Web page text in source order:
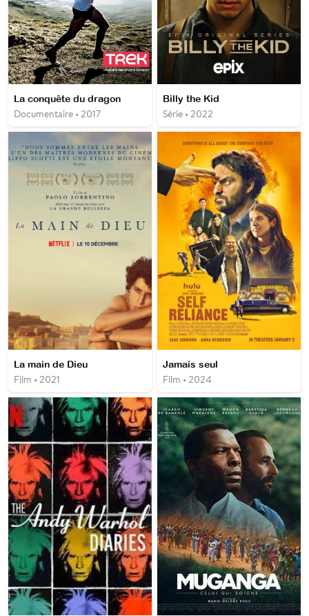
La conquête du dragon
Documentaire • 2017
Billy the Kid
Série • 2022
La main de Dieu
Film • 2021
Jamais seul
Film • 2024